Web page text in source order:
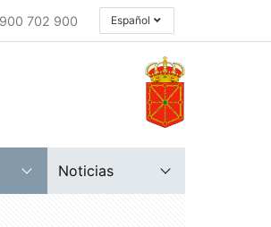
900 702 900 Español
Noticias